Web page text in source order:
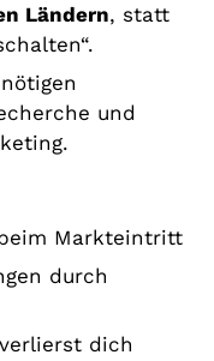
Ländern, statt
und
Markteintritt
durch
dich